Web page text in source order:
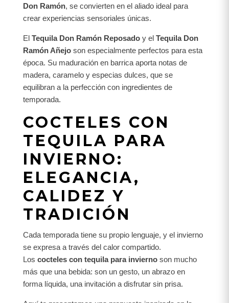
Don Ramón, se convierten en el aliado ideal para
crear experiencias sensoriales únicas.
El Tequila Don Ramón Reposado y el Tequila Don
Ramón Añejo son especialmente perfectos para esta
época. Su maduración en barrica aporta notas de
madera, caramelo y especias dulces, que se
equilibran a la perfección con ingredientes de
temporada.
COCTELES CON
TEQUILA PARA
INVIERNO:
ELEGANCIA,
CALIDEZ Y
TRADICIÓN
Cada temporada tiene su propio lenguaje, y el invierno
se expresa a través del calor compartido.
Los cocteles con tequila para invierno son mucho
más que una bebida: son un gesto, un abrazo en
forma líquida, una invitación a disfrutar sin prisa.